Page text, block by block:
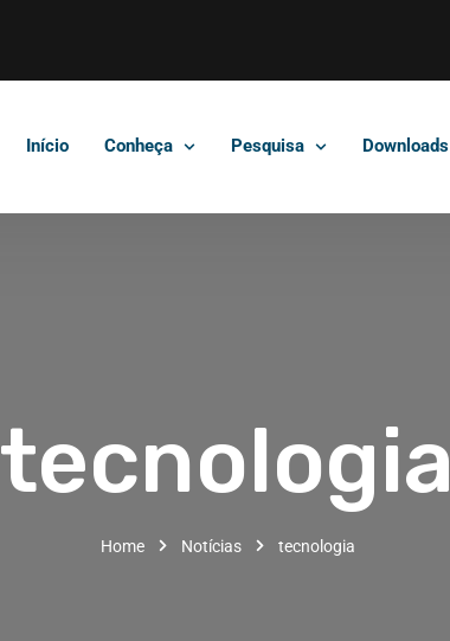
Início Conheça Pesquisa Downloads
tecnologia
Home Notícias tecnologia